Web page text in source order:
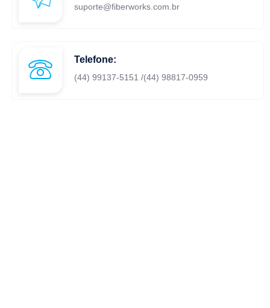
suporte@fiberworks.com.br
Telefone:
(44) 99137-5151 /(44) 98817-0959